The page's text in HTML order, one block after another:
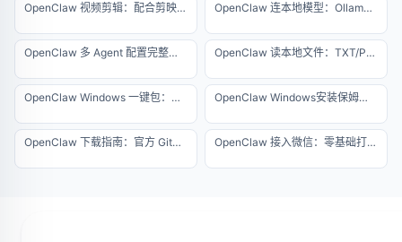
OpenClaw 视频剪辑：配合剪映实现半自动化出片 OpenClaw 连本地模型：Ollama 离线运行零成本方案
OpenClaw 多 Agent 配置完整教程：一台服务器运行 10 个智能体 OpenClaw 读本地文件：TXT/PDF/Excel 批量解析指南
OpenClaw Windows 一键包：免环境配置极速版安装教程 OpenClaw Windows安装保姆级教程，5分钟搞定
OpenClaw 下载指南：官方 GitHub 地址与防伪查杀 OpenClaw 接入微信：零基础打造个人微信 AI 助理